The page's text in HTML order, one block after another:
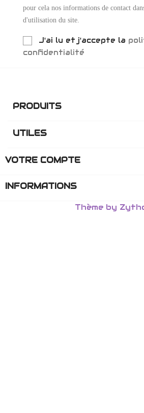
pour cela nos informations de contact
d'utilisation du site.
J'ai lu et j'accepte la
confidentialité
PRODUITS
UTILES
VOTRE COMPTE
INFORMATIONS
Thème by